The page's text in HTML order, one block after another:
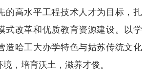
的高水平工程技术人才为目标，扎
式改革和优质教育资源建设。以学
造哈工大办学特色与姑苏传统文化
，培育沃土，滋养才俊。